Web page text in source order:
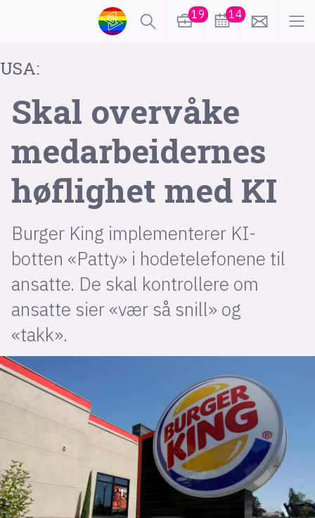
19 14
USA:
Skal overvåke
medarbeidernes
høflighet med KI
Burger King implementerer KI-
botten «Patty» i hodetelefonene til
ansatte. De skal kontrollere om
ansatte sier «vær så snill» og
«takk».
karriere
utdanning sikkerhet
frontend
backend
devops
IoT
tilgjengelighet
ukas koder
hobby
lys modus
mørk modus
nyhetsbrev
kode24-klubben
LinkedIn
Bluesky